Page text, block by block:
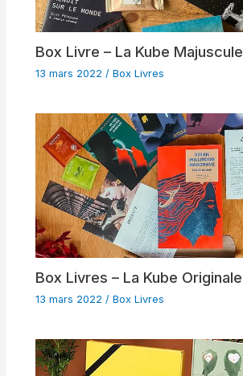
Box Livre – La Kube Majuscule
13 mars 2022 /Box Livres
Box Livres – La Kube Originale
13 mars 2022 /Box Livres